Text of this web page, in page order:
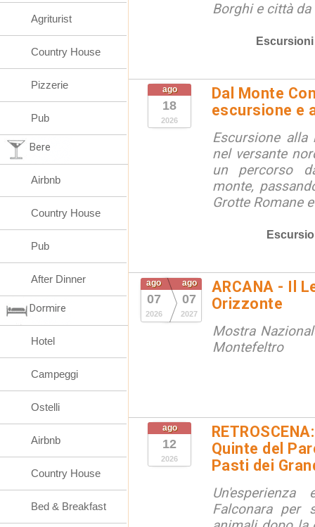
Borghi e città
Escursioni
ago
18
2026
Dal Monte
escursione e
Escursione
nel versante
un percorso
monte,
Grotte Romane
ago
07
2026
ago
07
2027
ARCANA - Il
Orizzonte
Mostra
Montefeltro
ago
12
2026
Quinte del
Pasti dei
Falconara per
Agriturist
Country House
Pizzerie
Pub
Bere
Airbnb
Country House
Pub
After Dinner
Dormire
Hotel
Campeggi
Ostelli
Airbnb
Country House
Bed & Breakfast